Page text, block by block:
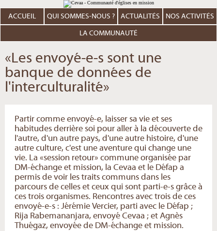
au
contenu.
Aller
personnels
ACCUEIL QUI SOMMES-NOUS ? ACTUALITÉS NOS ACTIVITÉS
LA COMMUNAUTÉ
«Les envoyé-e-s sont une
banque de données de
l'interculturalité»
Partir comme envoyé-e, laisser sa vie et ses
habitudes derrière soi pour aller à la découverte de
l'autre, d'un autre pays, d'une autre histoire, d'une
autre culture, c'est une aventure qui change une
vie. La «session retour» commune organisée par
DM-échange et mission, la Cevaa et le Défap a
permis de voir les traits communs dans les
parcours de celles et ceux qui sont parti-e-s grâce à
ces trois organismes. Rencontres avec trois de ces
envoyé-e-s : Jérémie Vercier, parti avec le Défap ;
Rija Rabemananjara, envoyé Cevaa ; et Agnès
Thuégaz, envoyée de DM-échange et mission.